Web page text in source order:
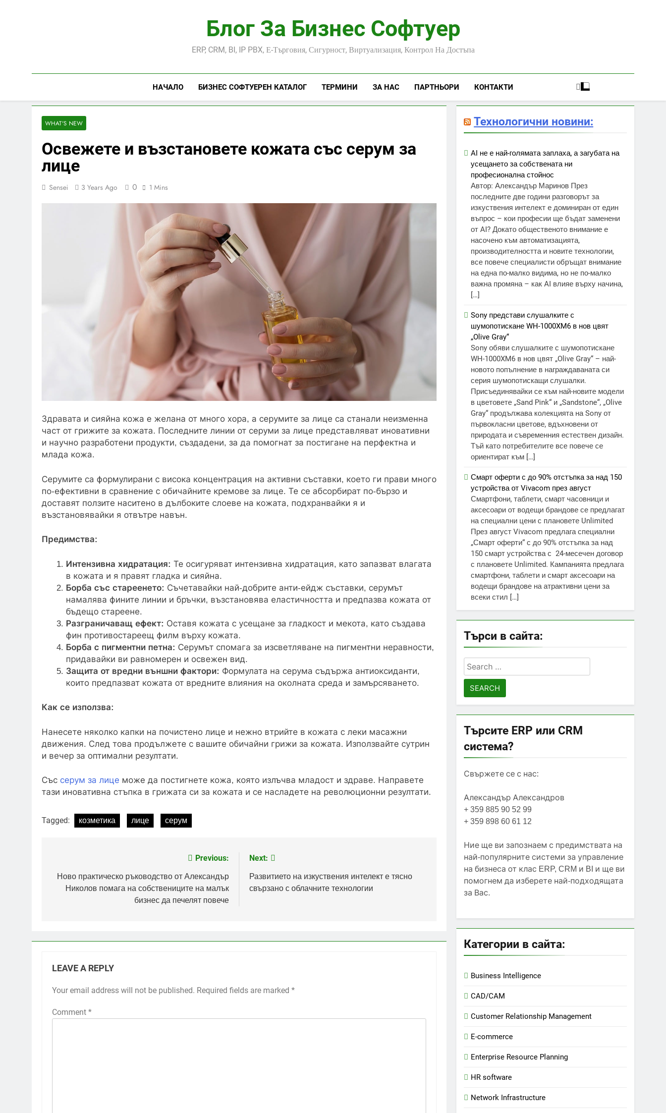
Блог За Бизнес Софтуер
ERP, CRM, BI, IP PBX, Е-Търговия, Сигурност, Виртуализация, Контрол На Достъпа
НАЧАЛО БИЗНЕС СОФТУЕРЕН КАТАЛОГ ТЕРМИНИ ЗА НАС ПАРТНЬОРИ КОНТАКТИ
WHAT'S NEW
Освежете и възстановете кожата със серум за
лице
Sensei 3 Years Ago 0 1 Mins
Здравата и сияйна кожа е желана от много хора, а серумите за лице са станали неизменна
част от грижите за кожата. Последните линии от серуми за лице представляват иновативни
и научно разработени продукти, създадени, за да помогнат за постигане на перфектна и
млада кожа.
Серумите са формулирани с висока концентрация на активни съставки, което ги прави много
по-ефективни в сравнение с обичайните кремове за лице. Те се абсорбират по-бързо и
доставят ползите наситено в дълбоките слоеве на кожата, подхранвайки я и
възстановявайки я отвътре навън.
Предимства:
Интензивна хидратация: Те осигуряват интензивна хидратация, като запазват влагата
в кожата и я правят гладка и сияйна.
Борба със стареенето: Съчетавайки най-добрите анти-ейдж съставки, серумът
намалява фините линии и бръчки, възстановява еластичността и предпазва кожата от
бъдещо стареене.
Разграничаващ ефект: Оставя кожата с усещане за гладкост и мекота, като създава
фин противостареещ филм върху кожата.
Борба с пигментни петна: Серумът спомага за изсветляване на пигментни неравности,
придавайки ви равномерен и освежен вид.
Защита от вредни външни фактори: Формулата на серума съдържа антиоксиданти,
които предпазват кожата от вредните влияния на околната среда и замърсяването.
Как се използва:
Нанесете няколко капки на почистено лице и нежно втрийте в кожата с леки масажни
движения. След това продължете с вашите обичайни грижи за кожата. Използвайте сутрин
и вечер за оптимални резултати.
Със серум за лице може да постигнете кожа, която излъчва младост и здраве. Направете
тази иновативна стъпка в грижата си за кожата и се насладете на революционни резултати.
Tagged: козметика лице серум
navigation
Previous:
Ново практическо ръководство от Александър
Николов помага на собствениците на малък
бизнес да печелят повече
Next:
Развитието на изкуствения интелект е тясно
свързано с облачните технологии
LEAVE A REPLY
Your email address will not be published. Required fields are marked *
Comment *
Технологични новини:
AI не е най-голямата заплаха, а загубата на
усещането за собствената ни
професионална стойнос
Автор: Александър Маринов През
последните две години разговорът за
изкуствения интелект е доминиран от един
въпрос – кои професии ще бъдат заменени
от AI? Докато общественото внимание е
насочено към автоматизацията,
производителността и новите технологии,
все повече специалисти обръщат внимание
на една по-малко видима, но не по-малко
важна промяна – как AI влияе върху начина,
[…]
Sony представи слушалките с
шумопотискане WH-1000XM6 в нов цвят
„Olive Gray“
Sony обяви слушалките с шумопотискане
WH-1000XM6 в нов цвят „Olive Gray“ – най-
новото попълнение в награждаваната си
серия шумопотискащи слушалки.
Присъединявайки се към най-новите модели
в цветовете „Sand Pink“ и „Sandstone“, „Olive
Gray“ продължава колекцията на Sony от
първокласни цветове, вдъхновени от
природата и съвременния естествен дизайн.
Тъй като потребителите все повече се
ориентират към […]
Смарт оферти с до 90% отстъпка за над 150
устройства от Vivacom през август
Смартфони, таблети, смарт часовници и
аксесоари от водещи брандове се предлагат
на специални цени с плановете Unlimited
През август Vivacom предлага специални
„Смарт оферти“ с до 90% отстъпка за над
150 смарт устройства с 24-месечен договор
с плановете Unlimited. Кампанията предлага
смартфони, таблети и смарт аксесоари на
водещи брандове на атрактивни цени за
всеки стил […]
Търси в сайта:
Search
for:
Търсите ERP или CRM
система?
Свържете се с нас:
Александър Александров
+ 359 885 90 52 99
+ 359 898 60 61 12
Ние ще ви запознаем с предимствата на
най-популярните системи за управление
на бизнеса от клас ERP, CRM и BI и ще ви
помогнем да изберете най-подходящата
за Вас.
Категории в сайта:
Business Intelligence
CAD/CAM
Customer Relationship Management
E-commerce
Enterprise Resource Planning
HR software
Network Infrastructure